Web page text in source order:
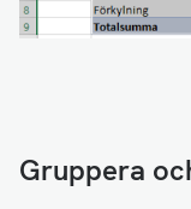
Gruppera